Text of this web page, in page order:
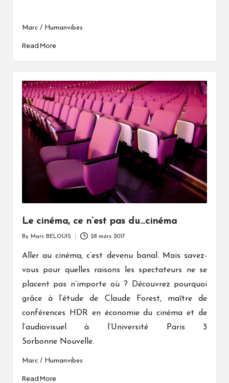
Marc / Humanvibes
Read More
Le cinéma, ce n’est pas du…cinéma
by
By Marc BELOUIS 28 mars 2017
Aller au cinéma, c’est devenu banal. Mais savez-
vous pour quelles raisons les spectateurs ne se
placent pas n’importe où ? Découvrez pourquoi
grâce à l’étude de Claude Forest, maître de
conférences HDR en économie du cinéma et de
l’audiovisuel à l’Université Paris 3
Sorbonne Nouvelle.
Marc / Humanvibes
Read More